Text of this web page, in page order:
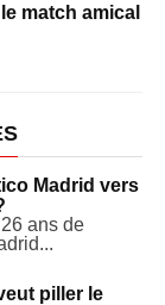
match amical
Madrid vers
ans de
piller le